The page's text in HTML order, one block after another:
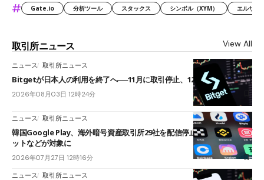
# Gate.io 分析ツール スタックス シンボル（XYM） エルサル
取引所ニュース View All
ニュース 取引所ニュース
Bitgetが日本人の利用を終了へ──11月に取引停止、12月末に強制決済
2026年08月03日 12時24分
ニュース 取引所ニュース
韓国Google Play、海外暗号資産取引所29社を配信停止──OKXやバイビ
ットなどが対象に
2026年07月27日 12時16分
ニュース 取引所ニュース